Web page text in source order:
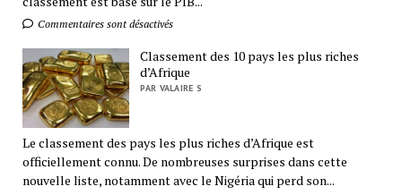
Commentaires sont désactivés
Classement des 10 pays les plus riches
d’Afrique
PAR VALAIRE S
Le classement des pays les plus riches d’Afrique est
officiellement connu. De nombreuses surprises dans cette
nouvelle liste, notamment avec le Nigéria qui perd son...